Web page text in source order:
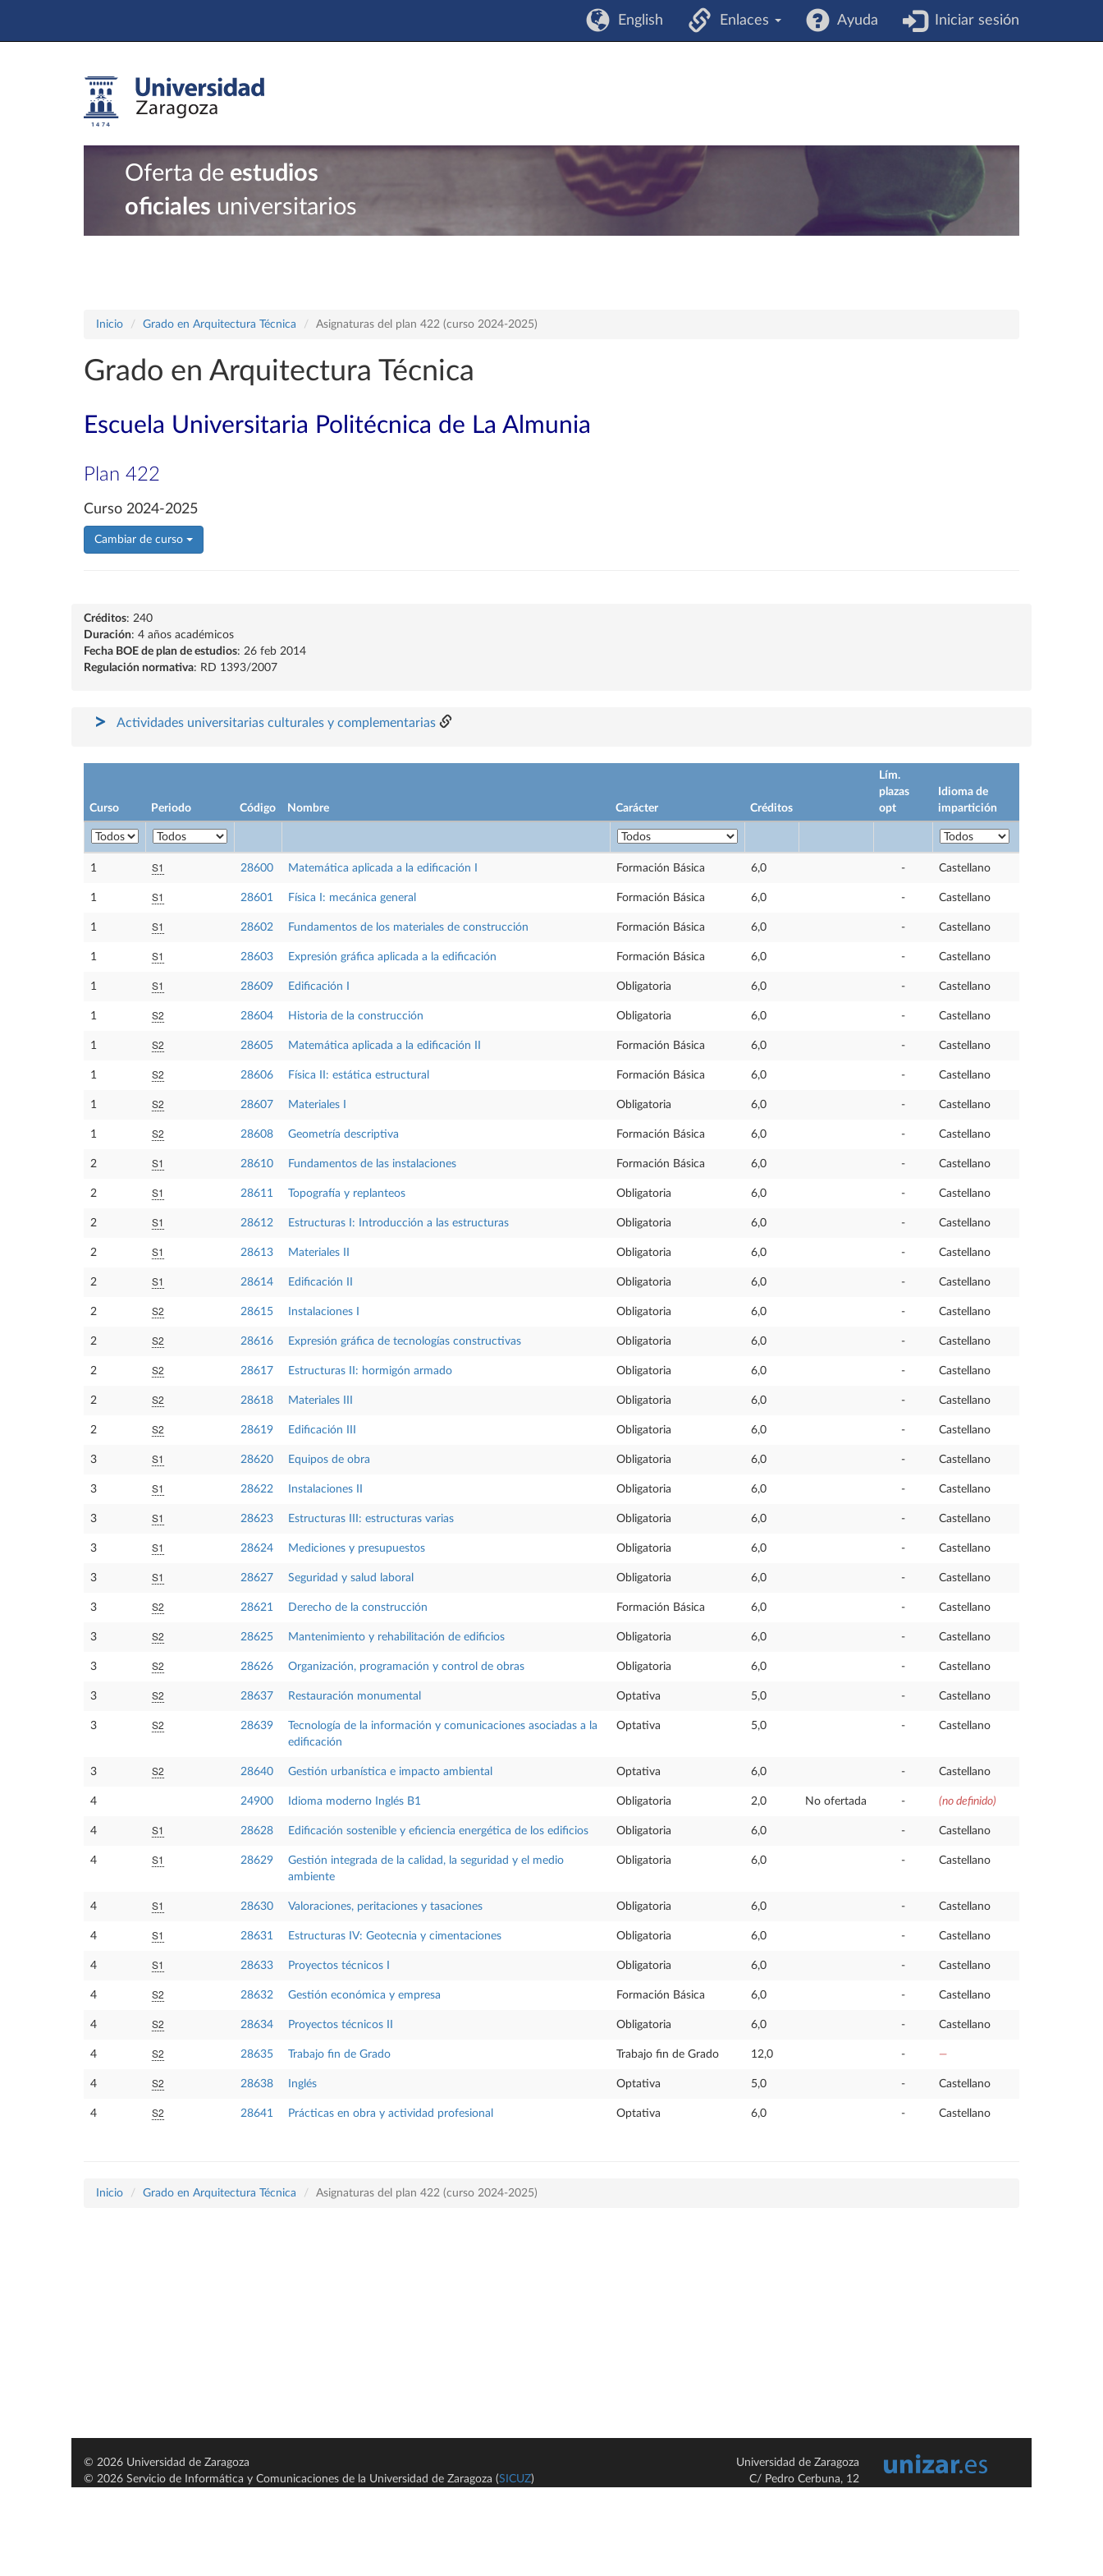
English Enlaces Ayuda Iniciar sesión
Oferta de estudios
oficiales universitarios
Inicio Grado en Arquitectura Técnica Asignaturas del plan 422 (curso 2024-2025)
Grado en Arquitectura Técnica
Escuela Universitaria Politécnica de La Almunia
Plan 422
Curso 2024-2025
Cambiar de curso
Créditos: 240
Duración: 4 años académicos
Fecha BOE de plan de estudios: 26 feb 2014
Regulación normativa: RD 1393/2007
Actividades universitarias culturales y complementarias
Curso Periodo Código Nombre Carácter Créditos
Lím.
plazas
opt
Idioma de
impartición
1 S1 28600 Matemática aplicada a la edificación I Formación Básica 6,0 - Castellano
1 S1 28601 Física I: mecánica general Formación Básica 6,0 - Castellano
1 S1 28602 Fundamentos de los materiales de construcción Formación Básica 6,0 - Castellano
1 S1 28603 Expresión gráfica aplicada a la edificación Formación Básica 6,0 - Castellano
1 S1 28609 Edificación I Obligatoria 6,0 - Castellano
1 S2 28604 Historia de la construcción Obligatoria 6,0 - Castellano
1 S2 28605 Matemática aplicada a la edificación II Formación Básica 6,0 - Castellano
1 S2 28606 Física II: estática estructural Formación Básica 6,0 - Castellano
1 S2 28607 Materiales I Obligatoria 6,0 - Castellano
1 S2 28608 Geometría descriptiva Formación Básica 6,0 - Castellano
2 S1 28610 Fundamentos de las instalaciones Formación Básica 6,0 - Castellano
2 S1 28611 Topografía y replanteos Obligatoria 6,0 - Castellano
2 S1 28612 Estructuras I: Introducción a las estructuras Obligatoria 6,0 - Castellano
2 S1 28613 Materiales II Obligatoria 6,0 - Castellano
2 S1 28614 Edificación II Obligatoria 6,0 - Castellano
2 S2 28615 Instalaciones I Obligatoria 6,0 - Castellano
2 S2 28616 Expresión gráfica de tecnologías constructivas Obligatoria 6,0 - Castellano
2 S2 28617 Estructuras II: hormigón armado Obligatoria 6,0 - Castellano
2 S2 28618 Materiales III Obligatoria 6,0 - Castellano
2 S2 28619 Edificación III Obligatoria 6,0 - Castellano
3 S1 28620 Equipos de obra Obligatoria 6,0 - Castellano
3 S1 28622 Instalaciones II Obligatoria 6,0 - Castellano
3 S1 28623 Estructuras III: estructuras varias Obligatoria 6,0 - Castellano
3 S1 28624 Mediciones y presupuestos Obligatoria 6,0 - Castellano
3 S1 28627 Seguridad y salud laboral Obligatoria 6,0 - Castellano
3 S2 28621 Derecho de la construcción Formación Básica 6,0 - Castellano
3 S2 28625 Mantenimiento y rehabilitación de edificios Obligatoria 6,0 - Castellano
3 S2 28626 Organización, programación y control de obras Obligatoria 6,0 - Castellano
3 S2 28637 Restauración monumental Optativa 5,0 - Castellano
3 S2 28639
Tecnología de la información y comunicaciones asociadas a la
edificación
Optativa 5,0 - Castellano
3 S2 28640 Gestión urbanística e impacto ambiental Optativa 6,0 - Castellano
4 24900 Idioma moderno Inglés B1 Obligatoria 2,0 No ofertada - (no definido)
4 S1 28628 Edificación sostenible y eficiencia energética de los edificios Obligatoria 6,0 - Castellano
4 S1 28629
Gestión integrada de la calidad, la seguridad y el medio
ambiente
Obligatoria 6,0 - Castellano
4 S1 28630 Valoraciones, peritaciones y tasaciones Obligatoria 6,0 - Castellano
4 S1 28631 Estructuras IV: Geotecnia y cimentaciones Obligatoria 6,0 - Castellano
4 S1 28633 Proyectos técnicos I Obligatoria 6,0 - Castellano
4 S2 28632 Gestión económica y empresa Formación Básica 6,0 - Castellano
4 S2 28634 Proyectos técnicos II Obligatoria 6,0 - Castellano
4 S2 28635 Trabajo fin de Grado Trabajo fin de Grado 12,0 - —
4 S2 28638 Inglés Optativa 5,0 - Castellano
4 S2 28641 Prácticas en obra y actividad profesional Optativa 6,0 - Castellano
Inicio Grado en Arquitectura Técnica Asignaturas del plan 422 (curso 2024-2025)
© 2026 Universidad de Zaragoza
© 2026 Servicio de Informática y Comunicaciones de la Universidad de Zaragoza (SICUZ)
Universidad de Zaragoza
C/ Pedro Cerbuna, 12